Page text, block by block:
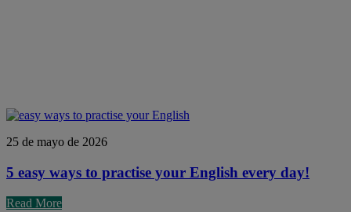
25 de mayo de 2026
5 easy ways to practise your English every day!
Read More